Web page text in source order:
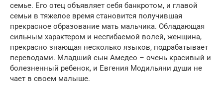
семье. Его отец объявляет себя банкротом, и главой
семьи в тяжелое время становится получившая
прекрасное образование мать мальчика. Обладающая
сильным характером и несгибаемой волей, женщина,
прекрасно знающая несколько языков, подрабатывает
переводами. Младший сын Амедео – очень красивый и
болезненный ребенок, и Евгения Модильяни души не
чает в своем малыше.